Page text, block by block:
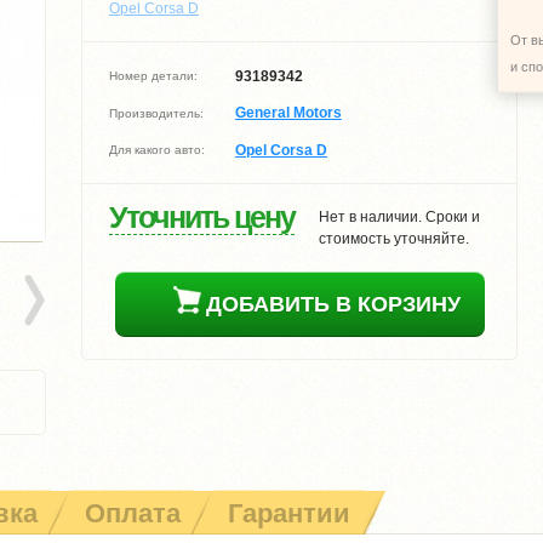
Opel Corsa D
Номер детали: 93189342
Производитель: General Motors
Для какого авто: Opel Corsa D
Уточнить цену
Нет в наличии. Сроки и
стоимость уточняйте.
ДОБАВИТЬ В КОРЗИНУ
От
и
Оплата Гарантии